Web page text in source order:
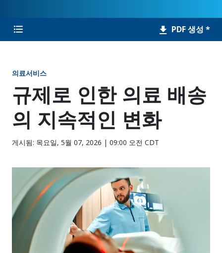
PDF 생성 *
의료서비스
규제로 인한 의료 배송
의 지속적인 변화
게시됨: 목요일, 5월 07, 2026 | 09:00 오전 CDT